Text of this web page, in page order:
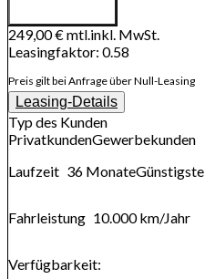
249,00 €mtl.inkl. MwSt.
Leasingfaktor: 0.58
Preis gilt bei Anfrage über Null-Leasing
Leasing-Details
Typ des Kunden
PrivatkundenGewerbekunden
Laufzeit 36 MonateGünstigste
Fahrleistung 10.000 km/Jahr
Verfügbarkeit: